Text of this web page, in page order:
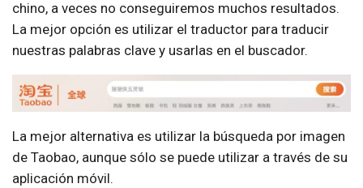
chino, a veces no conseguiremos muchos resultados.
La mejor opción es utilizar el traductor para traducir
nuestras palabras clave y usarlas en el buscador.
La mejor alternativa es utilizar la búsqueda por imagen
de Taobao, aunque sólo se puede utilizar a través de su
aplicación móvil.